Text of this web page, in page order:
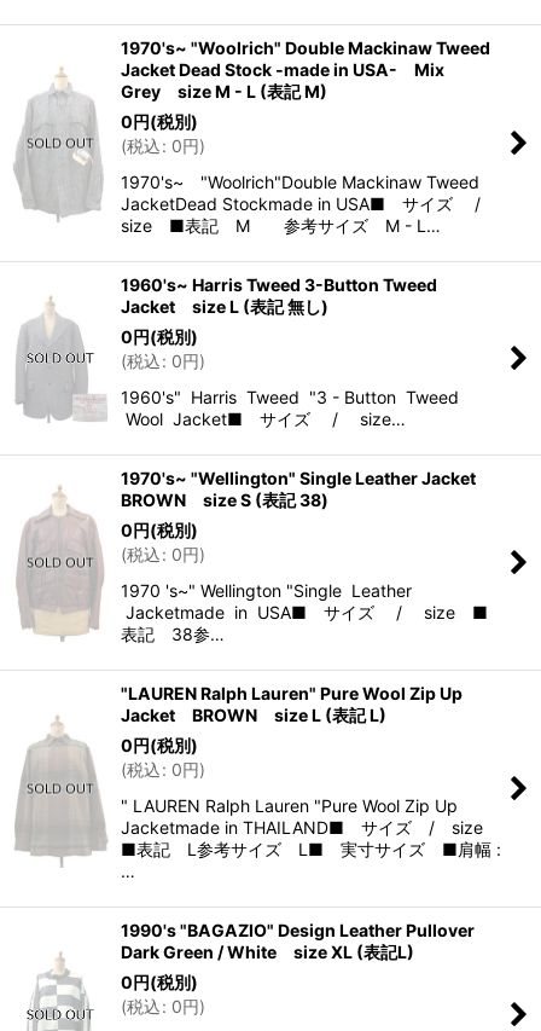
1970's~ "Woolrich" Double Mackinaw Tweed
Jacket Dead Stock -made in USA- Mix
Grey size M - L (表記 M)
0円(税別)
(税込: 0円)
1970's~ "Woolrich"Double Mackinaw Tweed
JacketDead Stockmade in USA■ サイズ /
size ■表記 M 参考サイズ M - L…
1960's~ Harris Tweed 3-Button Tweed
Jacket size L (表記 無し)
0円(税別)
(税込: 0円)
1960's" Harris Tweed "3 - Button Tweed
Wool Jacket■ サイズ / size…
1970's~ "Wellington" Single Leather Jacket
BROWN size S (表記 38)
0円(税別)
(税込: 0円)
1970 's~" Wellington "Single Leather
Jacketmade in USA■ サイズ / size ■
表記 38参…
"LAUREN Ralph Lauren" Pure Wool Zip Up
Jacket BROWN size L (表記 L)
0円(税別)
(税込: 0円)
" LAUREN Ralph Lauren "Pure Wool Zip Up
Jacketmade in THAILAND■ サイズ / size
■表記 L参考サイズ L■ 実寸サイズ ■肩幅 :
…
1990's "BAGAZIO" Design Leather Pullover
Dark Green / White size XL (表記L)
0円(税別)
(税込: 0円)